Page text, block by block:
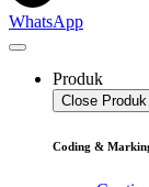
WhatsApp
Produk
Close Produk
Coding &